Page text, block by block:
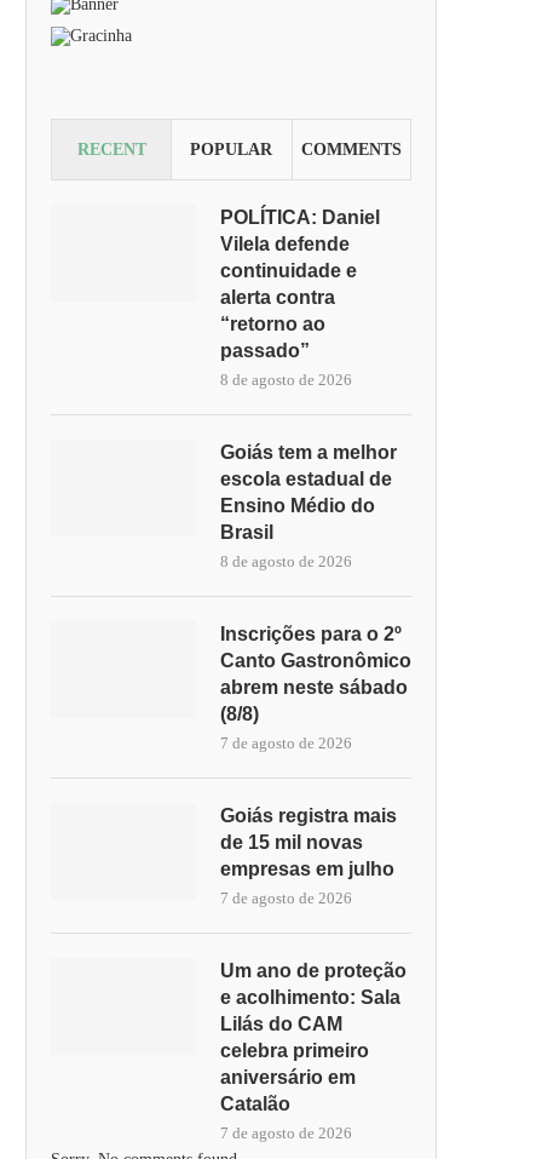
RECENT POPULAR COMMENTS
POLÍTICA: Daniel
Vilela defende
continuidade e
alerta contra
“retorno ao
passado”
8 de agosto de 2026
Goiás tem a melhor
escola estadual de
Ensino Médio do
Brasil
8 de agosto de 2026
Inscrições para o 2º
Canto Gastronômico
abrem neste sábado
(8/8)
7 de agosto de 2026
Goiás registra mais
de 15 mil novas
empresas em julho
7 de agosto de 2026
Um ano de proteção
e acolhimento: Sala
Lilás do CAM
celebra primeiro
aniversário em
Catalão
7 de agosto de 2026